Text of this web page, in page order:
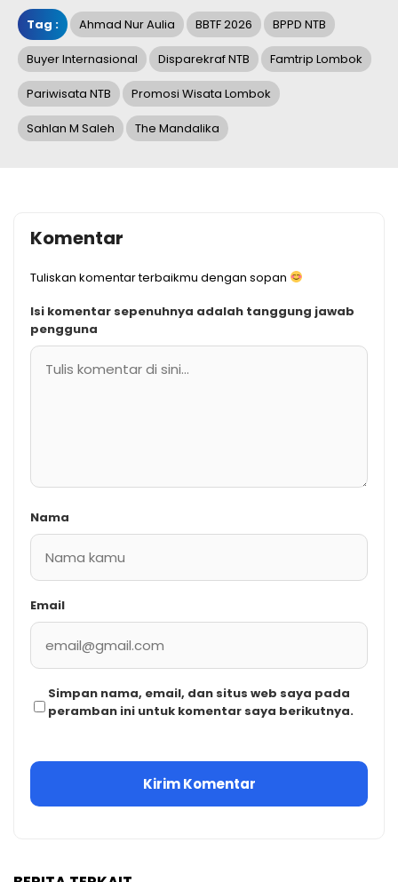
Tag : Ahmad Nur Aulia BBTF 2026 BPPD NTB
Buyer Internasional Disparekraf NTB Famtrip Lombok
Pariwisata NTB Promosi Wisata Lombok
Sahlan M Saleh The Mandalika
Komentar
Tuliskan komentar terbaikmu dengan sopan
Isi komentar sepenuhnya adalah tanggung jawab
pengguna
Nama
Email
Simpan nama, email, dan situs web saya pada
peramban ini untuk komentar saya berikutnya.